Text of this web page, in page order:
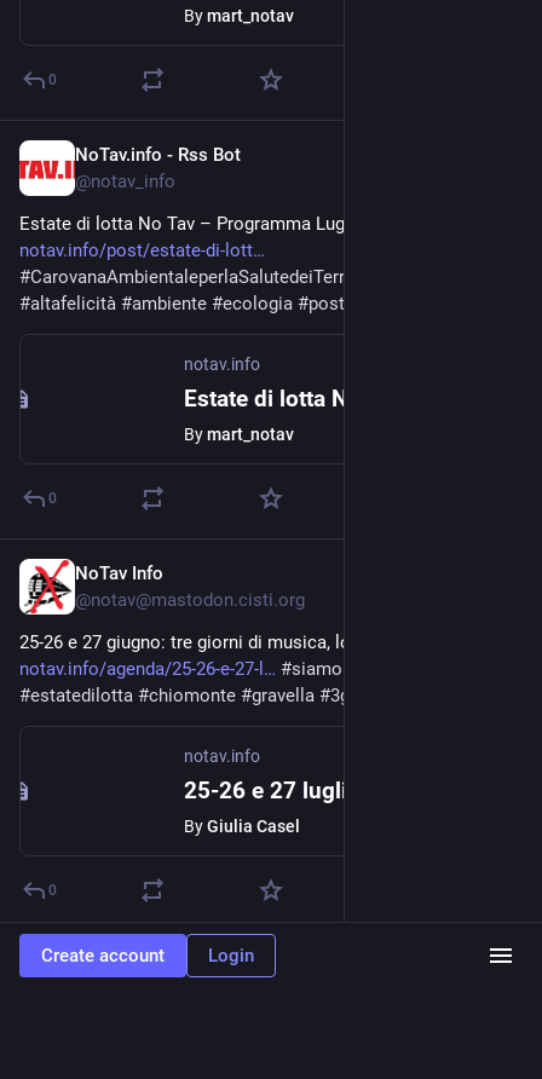
Bymart_notav
0
NoTav.info - Rss Bot
@notav_info
Estate di lotta No Tav – Programma Luglio 2021
notav.info/post/estate-di-lott
#CarovanaAmbientaleperlaSalutedeiTerritori
#altafelicità #ambiente #ecologia #post
notav.info
Bymart_notav
0
NoTav Info
@notav@mastodon.cisti.org
25-26 e 27 giugno: tre giorni di musica, lotta e balli
notav.info/agenda/25-26-e-27-l
#siamolanaturachesiribella
#estatedilotta #chiomonte #gravella #3giorni
notav.info
ByGiulia Casel
0
Jun 16, 2021
NoTav.info - Rss Bot
Create account Login